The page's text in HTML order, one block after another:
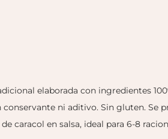
elaborada con ingredientes
ni aditivo. Sin gluten. Se
caracol en salsa, ideal para 6-8